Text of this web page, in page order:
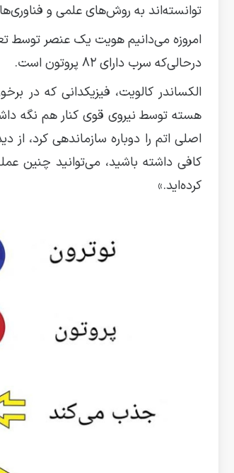
توانسته‌اند به روش‌های علمی و
درحالی‌که سرب دارای ۸۲ پروتون است.
الکساندر کالویت، فیزیکدانی که در
هسته توسط نیروی قوی کنار هم نگه
اصلی اتم را دوباره سازماندهی کرد،
کافی داشته باشید، می‌توانید چنین
کرده‌اید.»